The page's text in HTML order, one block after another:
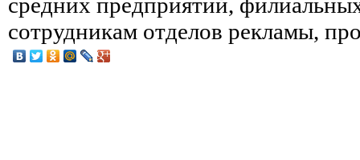
сотрудникам отделов рекламы,